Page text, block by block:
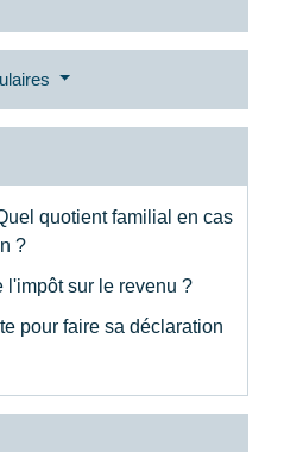
quotient familial en cas
?
l'impôt sur le revenu ?
pour faire sa déclaration